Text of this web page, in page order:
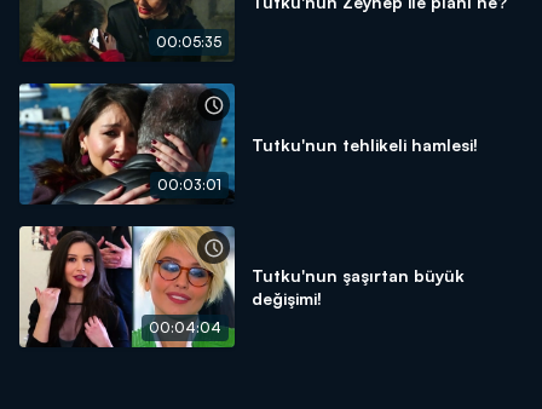
00:05:35
00:03:01
Tutku'nun tehlikeli hamlesi!
00:04:04
Tutku'nun şaşırtan büyük
değişimi!